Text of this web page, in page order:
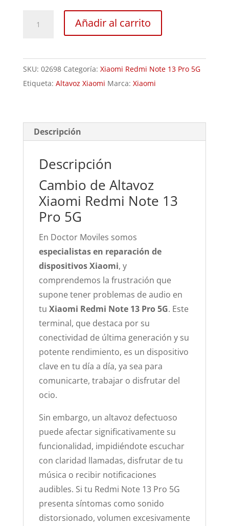
Redmi
Note
13
cantidad
Añadir al carrito
SKU: 02698 Categoría: Xiaomi Redmi Note 13 Pro 5G
Etiqueta: Altavoz Xiaomi Marca: Xiaomi
Descripción
Descripción
Cambio de Altavoz
Xiaomi Redmi Note 13
Pro 5G
En Doctor Moviles somos
especialistas en reparación de
dispositivos Xiaomi, y
comprendemos la frustración que
supone tener problemas de audio en
tu Xiaomi Redmi Note 13 Pro 5G. Este
terminal, que destaca por su
conectividad de última generación y su
potente rendimiento, es un dispositivo
clave en tu día a día, ya sea para
comunicarte, trabajar o disfrutar del
ocio.
Sin embargo, un altavoz defectuoso
puede afectar significativamente su
funcionalidad, impidiéndote escuchar
con claridad llamadas, disfrutar de tu
música o recibir notificaciones
audibles. Si tu Redmi Note 13 Pro 5G
presenta síntomas como sonido
distorsionado, volumen excesivamente